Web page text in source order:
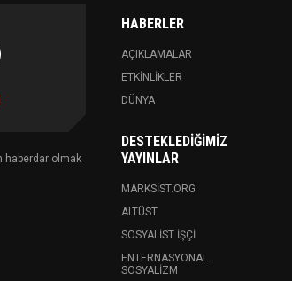
haberdar olmak
HABERLER
AÇIKLAMALAR
ETKINLIKLER
DÜNYA
DESTEKLEDIĞIMIZ
YAYINLAR
MARKSIST.ORG
ALTÜST
SOSYALIST İŞÇI
ENTERNASYONAL
SOSYALIZM